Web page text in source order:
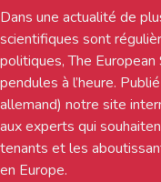
Dans une actualité de
scientifiques sont
politiques, The
pendules à l’heure.
allemand) notre site
aux experts qui
tenants et les
en Europe.